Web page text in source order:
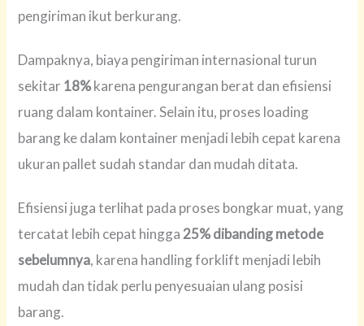
pengiriman ikut berkurang.
Dampaknya, biaya pengiriman internasional turun
sekitar 18%karena pengurangan berat dan efisiensi
ruang dalam kontainer. Selain itu, proses loading
barang ke dalam kontainer menjadi lebih cepat karena
ukuran pallet sudah standar dan mudah ditata.
Efisiensi juga terlihat pada proses bongkar muat, yang
tercatat lebih cepat hingga 25% dibanding metode
sebelumnya, karena handling forklift menjadi lebih
mudah dan tidak perlu penyesuaian ulang posisi
barang.